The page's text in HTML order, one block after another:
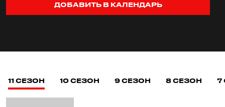
ДОБАВИТЬ В КАЛЕНДАРЬ
11 СЕЗОН 10 СЕЗОН 9 СЕЗОН 8 СЕЗОН 7